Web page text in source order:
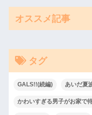
オススメ記事
タグ
GALS!!(続編) あいだ夏
かわいすぎる男子がお家で